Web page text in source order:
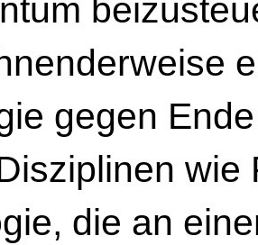
gegen
wie
die an